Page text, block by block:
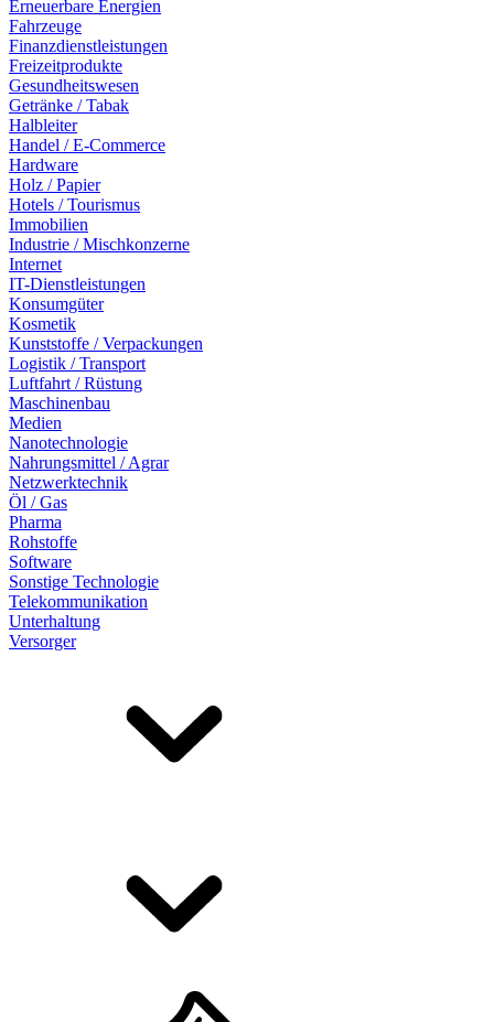
Erneuerbare Energien
Fahrzeuge
Finanzdienstleistungen
Freizeitprodukte
Gesundheitswesen
Getränke / Tabak
Halbleiter
Handel / E-Commerce
Hardware
Holz / Papier
Hotels / Tourismus
Immobilien
Industrie / Mischkonzerne
Internet
IT-Dienstleistungen
Konsumgüter
Kosmetik
Kunststoffe / Verpackungen
Logistik / Transport
Luftfahrt / Rüstung
Maschinenbau
Medien
Nanotechnologie
Nahrungsmittel / Agrar
Netzwerktechnik
Öl / Gas
Pharma
Rohstoffe
Software
Sonstige Technologie
Telekommunikation
Unterhaltung
Versorger